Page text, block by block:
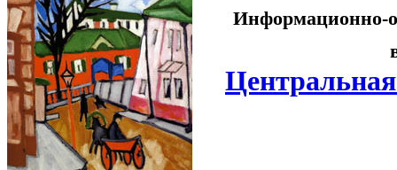
Информационно-